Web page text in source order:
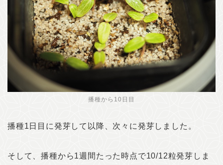
播種から10日目
播種1日目に発芽して以降、次々に発芽しました。
そして、播種から1週間たった時点で10/12粒発芽しま